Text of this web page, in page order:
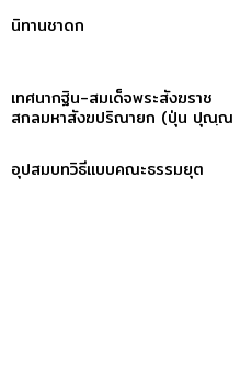
นิทานชาดก
เทศนากฐิน-สมเด็จพระสังฆราช
สกลมหาสังฆปริณายก (ปุ่น ปุณฺณ
อุปสมบทวิธีแบบคณะธรรมยุต